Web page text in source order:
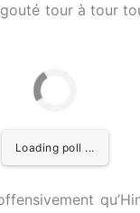
tour à tour
Loading poll ...